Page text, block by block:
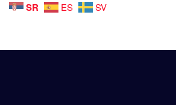
SR ES SV